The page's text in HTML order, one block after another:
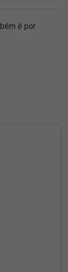
é por